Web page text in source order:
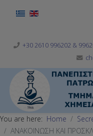
Select your language
+30 2610 996202 &
You are here: Home
ΑΝΑΚΟΙΝΩΣΗ ΚΑΙ